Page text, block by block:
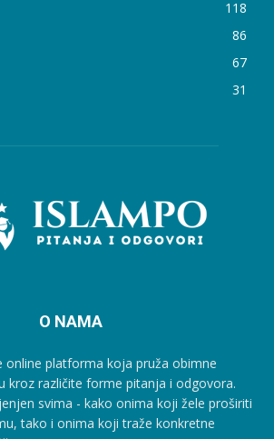
118
86
67
31
O NAMA
online platforma koja pruža obimne
kroz različite forme pitanja i odgovora.
svima - kako onima koji žele proširiti
tako i onima koji traže konkretne